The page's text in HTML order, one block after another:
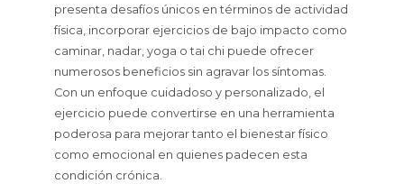
presenta desafíos únicos en términos de actividad
física, incorporar ejercicios de bajo impacto como
caminar, nadar, yoga o tai chi puede ofrecer
numerosos beneficios sin agravar los síntomas.
Con un enfoque cuidadoso y personalizado, el
ejercicio puede convertirse en una herramienta
poderosa para mejorar tanto el bienestar físico
como emocional en quienes padecen esta
condición crónica.